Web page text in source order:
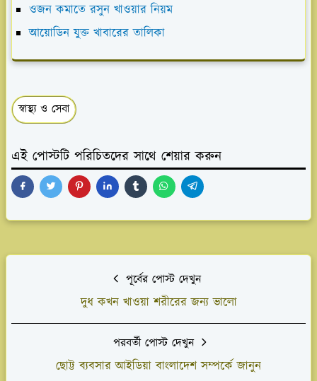
ওজন কমাতে রসুন খাওয়ার নিয়ম
আয়োডিন যুক্ত খাবারের তালিকা
স্বাস্থ্য ও সেবা
এই পোস্টটি পরিচিতদের সাথে শেয়ার করুন
পূর্বের পোস্ট দেখুন
দুধ কখন খাওয়া শরীরের জন্য ভালো
পরবর্তী পোস্ট দেখুন
ছোট্ট ব্যবসার আইডিয়া বাংলাদেশ সম্পর্কে জানুন